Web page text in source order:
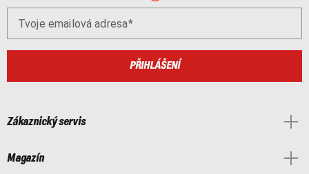
Tvoje emailová adresa
PŘIHLÁŠENÍ
Zákaznický servis
Magazín